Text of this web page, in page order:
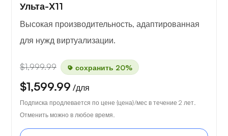
Ульта-X11
Высокая производительность, адаптированная
для нужд виртуализации.
$1,999.99 сохранить 20%
$1,599.99 /для
Подписка продлевается по цене {цена}/мес в течение 2 лет.
Отменить можно в любое время.